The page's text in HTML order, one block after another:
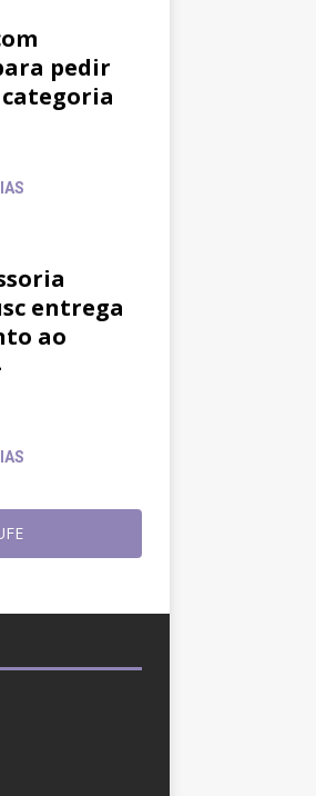
pedir
entrega
ao